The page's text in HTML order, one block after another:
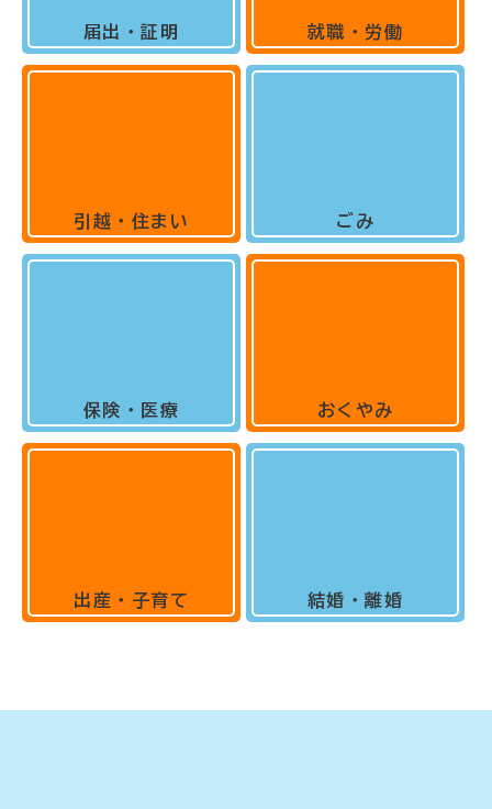
届出・証明
引越・住まい
保険・医療
出産・子育て
就職・労働
ごみ
おくやみ
結婚・離婚